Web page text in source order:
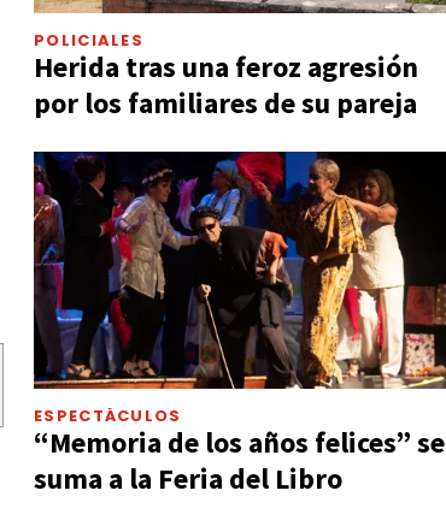
POLICIALES
Herida tras una feroz agresión
por los familiares de su pareja
ESPECTÁCULOS
“Memoria de los años felices” se
suma a la Feria del Libro